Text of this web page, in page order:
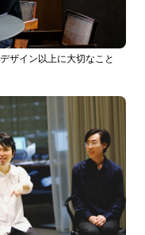
ザイン以上に大切なこと